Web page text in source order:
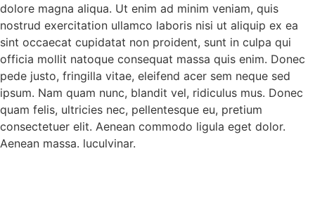
dolore magna aliqua. Ut enim ad minim veniam, quis
nostrud exercitation ullamco laboris nisi ut aliquip ex ea
sint occaecat cupidatat non proident, sunt in culpa qui
officia mollit natoque consequat massa quis enim. Donec
pede justo, fringilla vitae, eleifend acer sem neque sed
ipsum. Nam quam nunc, blandit vel, ridiculus mus. Donec
quam felis, ultricies nec, pellentesque eu, pretium
consectetuer elit. Aenean commodo ligula eget dolor.
Aenean massa. luculvinar.